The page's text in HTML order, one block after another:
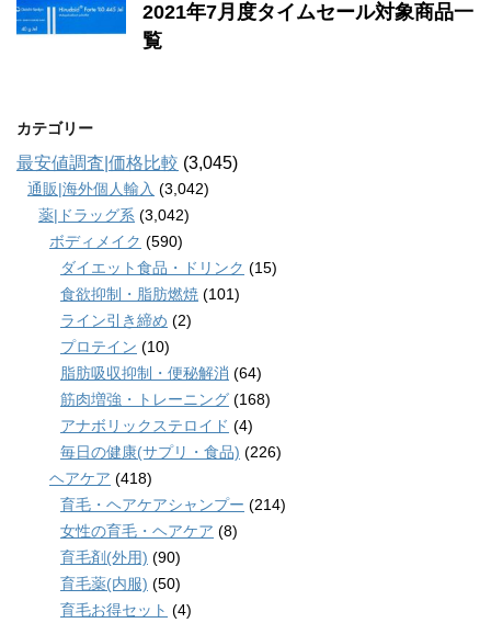
2021年7月度タイムセール対象商品一
覧
カテゴリー
最安値調査|価格比較 (3,045)
通販|海外個人輸入 (3,042)
薬|ドラッグ系 (3,042)
ボディメイク (590)
ダイエット食品・ドリンク (15)
食欲抑制・脂肪燃焼 (101)
ライン引き締め (2)
プロテイン (10)
脂肪吸収抑制・便秘解消 (64)
筋肉増強・トレーニング (168)
アナボリックステロイド (4)
毎日の健康(サプリ・食品) (226)
ヘアケア (418)
育毛・ヘアケアシャンプー (214)
女性の育毛・ヘアケア (8)
育毛剤(外用) (90)
育毛薬(内服) (50)
育毛お得セット (4)